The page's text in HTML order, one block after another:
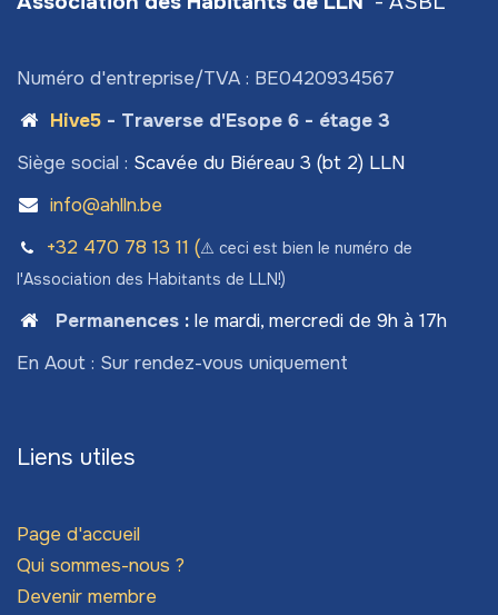
Numéro d'entreprise/TVA : BE0420934567
Hive5- Traverse d'Esope 6 - étage 3
Siège social : Scavée du Biéreau 3 (bt 2) LLN
info@ahlln.be
+32 470 78​ 13 11 (⚠️ ceci est bien le numéro de
l'Association des Habitants de LLN!)
Permanences: le mardi, mercredi de 9h à 17h
En Aout : Sur rendez-vous uniquement
Liens utiles
Page d'accueil
Qui sommes-nous ?
Devenir membre